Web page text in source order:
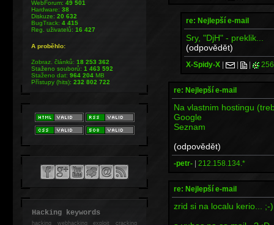
re: Nejlepší e-mail
Sry, "DjH" - preklik...
(odpovědět)
X-Spidy-X | | |
re: Nejlepší e-mail
Na vlastnim hostingu
Google
Seznam
(odpovědět)
-petr- | 212.158.134.*
re: Nejlepší e-mail
zrid si na localu kerio... ;-)
WebForum:49 501
Hardware:38
Diskuze:20 632
BugTrack:4 415
Reg. uživatelů:16 427
A proběhlo:
Zobraz. článků:18 253 362
Staženo souborů:1 463 592
Staženo dat:964 204MB
Přístupy (hits):232 802 722
Hacking keywords
hackingwebhacking exploit cracking